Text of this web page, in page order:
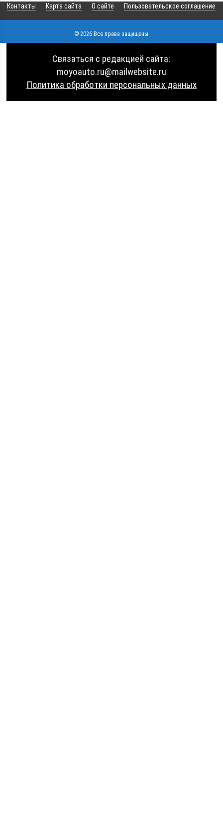
Контакты Карта сайта О сайте Пользовательское соглашение
© 2026 Все права защищены
Связаться с редакцией сайта:
moyoauto.ru@mailwebsite.ru
Политика обработки персональных данных